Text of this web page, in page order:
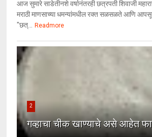
आज सुमारे साडेतीनशे वर्षानंतरही छत्रपती शिवाजी
मराठी माणसाच्या धमन्यांमधील रक्त सळसळते आणि
"छत्...
Readmore
2
गव्हाचा चीक खाण्याचे असे आहेत